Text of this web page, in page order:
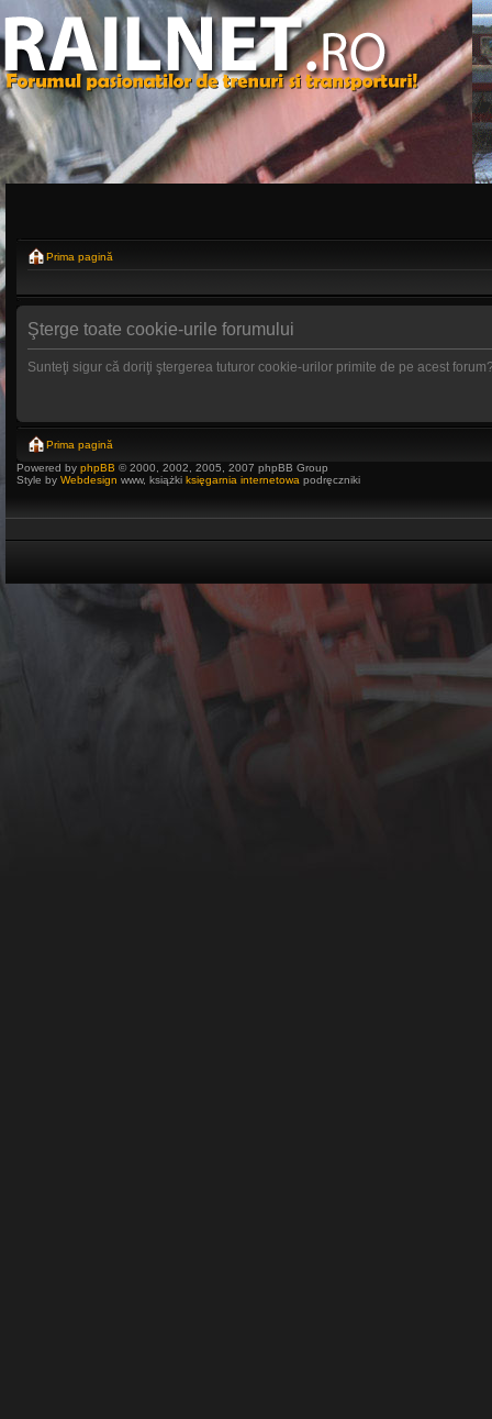
Prima pagină
Şterge toate cookie-urile forumului
Sunteţi sigur că doriţi ştergerea tuturor cookie-urilor primite de pe acest
Prima pagină
Powered by phpBB © 2000, 2002, 2005, 2007 phpBB Group
Style by Webdesign www, książki księgarnia internetowa podręczniki